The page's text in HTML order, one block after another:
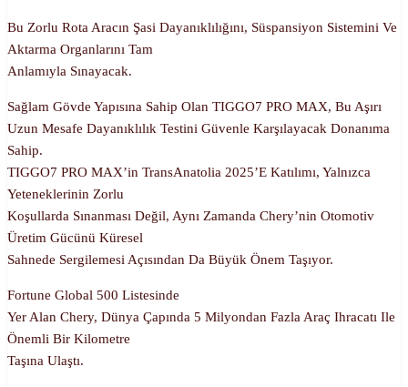
Bu Zorlu Rota Aracın Şasi Dayanıklılığını, Süspansiyon Sistemini Ve
Aktarma Organlarını Tam
Anlamıyla Sınayacak.
Sağlam Gövde Yapısına Sahip Olan TIGGO7 PRO MAX, Bu Aşırı
Uzun Mesafe Dayanıklılık Testini Güvenle Karşılayacak Donanıma
Sahip.
TIGGO7 PRO MAX’in TransAnatolia 2025’e Katılımı, Yalnızca
Yeteneklerinin Zorlu
Koşullarda Sınanması Değil, Aynı Zamanda Chery’nin Otomotiv
Üretim Gücünü Küresel
Sahnede Sergilemesi Açısından Da Büyük Önem Taşıyor.
Fortune Global 500 Listesinde
Yer Alan Chery, Dünya Çapında 5 Milyondan Fazla Araç Ihracatı Ile
Önemli Bir Kilometre
Taşına Ulaştı.